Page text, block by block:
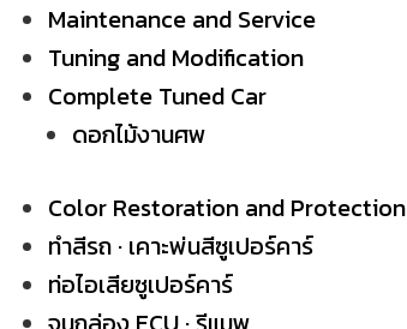
Maintenance and Service
Tuning and Modification
Complete Tuned Car
ดอกไม้งานศพ
Color Restoration and Protection
ทำสีรถ · เคาะพ่นสีซูเปอร์คาร์
ท่อไอเสียซูเปอร์คาร์